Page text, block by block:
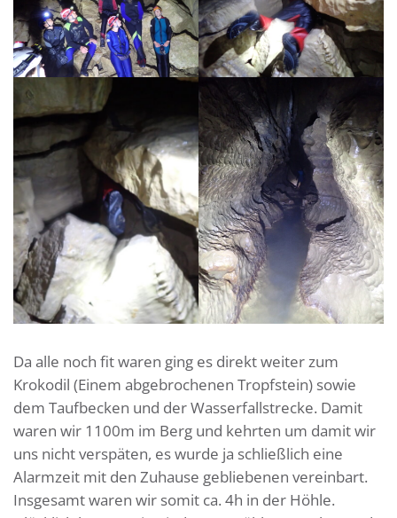
Da alle noch fit waren ging es direkt weiter zum
Krokodil (Einem abgebrochenen Tropfstein) sowie
dem Taufbecken und der Wasserfallstrecke. Damit
waren wir 1100m im Berg und kehrten um damit wir
uns nicht verspäten, es wurde ja schließlich eine
Alarmzeit mit den Zuhause gebliebenen vereinbart.
Insgesamt waren wir somit ca. 4h in der Höhle.